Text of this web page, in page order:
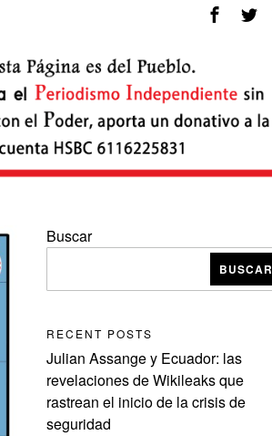
Buscar
BUSCAR
RECENT POSTS
Julian Assange y Ecuador: las
revelaciones de Wikileaks que
rastrean el inicio de la crisis de
seguridad